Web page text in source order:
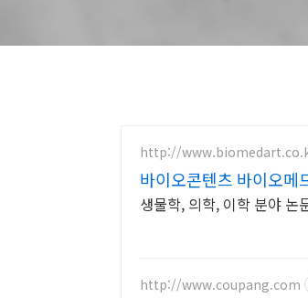
http://
바이오콘텐츠 바이오메
생물학, 의학, 이학 분야 논
http://www.coupang.com